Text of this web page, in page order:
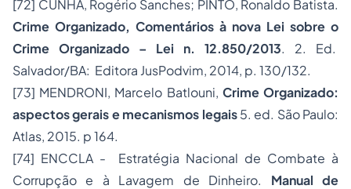
[72] CUNHA, Rogério Sanches; PINTO, Ronaldo Batista.
Crime Organizado, Comentários à nova Lei sobre o
Crime Organizado – Lei n. 12.850/2013. 2. Ed.
Salvador/BA: Editora JusPodvim, 2014, p. 130/132.
[73] MENDRONI, Marcelo Batlouni, Crime Organizado:
aspectos gerais e mecanismos legais5. ed. São Paulo:
Atlas, 2015. p 164.
[74] ENCCLA - Estratégia Nacional de Combate à
Corrupção e à Lavagem de Dinheiro. Manual de